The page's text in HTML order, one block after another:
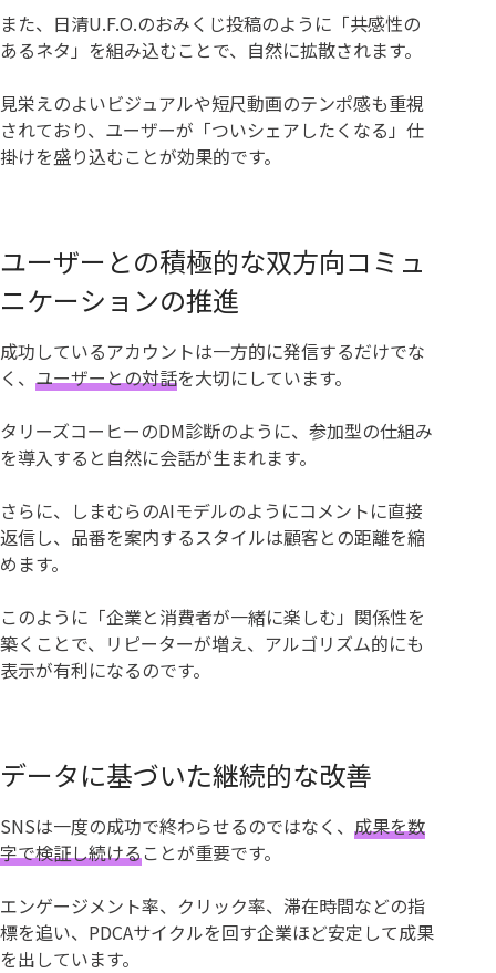
また、日清U.F.O.のおみくじ投稿のように「共感性の
あるネタ」を組み込むことで、自然に拡散されます。
見栄えのよいビジュアルや短尺動画のテンポ感も重視
されており、ユーザーが「ついシェアしたくなる」仕
掛けを盛り込むことが効果的です。
ユーザーとの積極的な双方向コミュ
ニケーションの推進
成功しているアカウントは一方的に発信するだけでな
く、 ユーザーとの対話を大切にしています。
タリーズコーヒーのDM診断のように、参加型の仕組み
を導入すると自然に会話が生まれます。
さらに、しまむらのAIモデルのようにコメントに直接
返信し、品番を案内するスタイルは顧客との距離を縮
めます。
このように「企業と消費者が一緒に楽しむ」関係性を
築くことで、リピーターが増え、アルゴリズム的にも
表示が有利になるのです。
データに基づいた継続的な改善
SNSは一度の成功で終わらせるのではなく、 成果を数
字で検証し続けることが重要です。
エンゲージメント率、クリック率、滞在時間などの指
標を追い、PDCAサイクルを回す企業ほど安定して成果
を出しています。